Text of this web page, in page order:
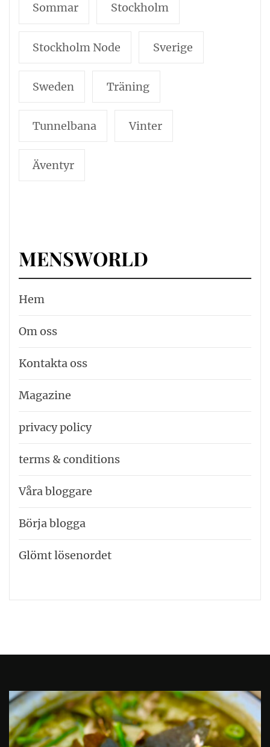
Sommar Stockholm
Stockholm Node Sverige
Sweden Träning
Tunnelbana Vinter
Äventyr
MENSWORLD
Hem
Om oss
Kontakta oss
Magazine
privacy policy
terms & conditions
Våra bloggare
Börja blogga
Glömt lösenordet